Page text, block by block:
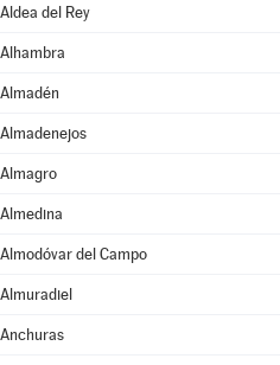
Aldea del Rey
Alhambra
Almadén
Almadenejos
Almagro
Almedina
Almodóvar del Campo
Almuradiel
Anchuras